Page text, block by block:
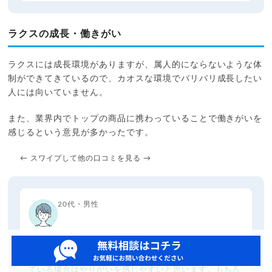
ラクスの成長・働きがい
ラクスには成長環境がありますが、属人的にならないような体
制ができてきているので、カオスな環境でバリバリ成長したい
人には向いていません。
また、業界内でトップの商品に携わっていることで働きがいを
感じるという意見が多かったです。
← スワイプして他の口コミを見る →
20代・男性
サービスは本質的に価値があるため、対顧客の仕事をし
ている場合はやりがいを感じやすいと思います。もちろ